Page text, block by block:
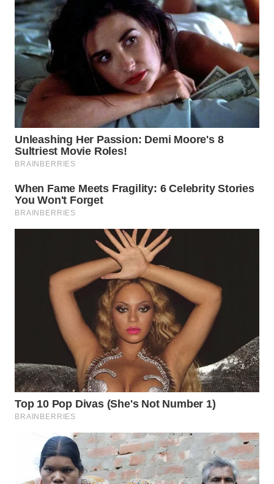
WN
GORONTALO
WN
SULUT
WN
MALUT
WN
DAIRI
LANGKAT
WN
TAPANULI
SELATAN
WN
TANJUNG
LESUNG